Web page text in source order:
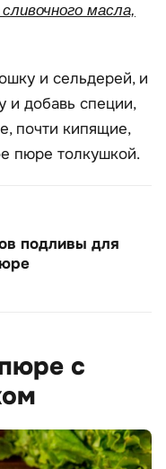
масла,
и сельдерей, и
и добавь специи,
почти кипящие,
пюре толкушкой.
подливы для
с